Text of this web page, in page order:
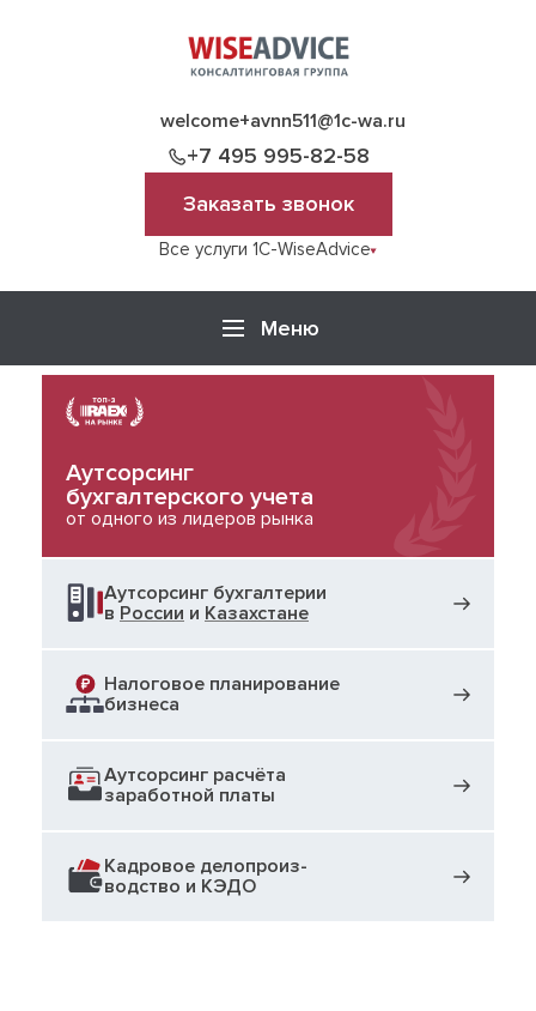
welcome+avnn511@1c-wa.ru
+7 495 995-82-58
Заказать звонок
Все услуги 1C-WiseAdvice
Меню
Аутсорсинг
бухгалтерского учета
от одного из лидеров рынка
Аутсорсинг бухгалтерии
в России и Казахстане
Налоговое планирование
бизнеса
Аутсорсинг расчёта
заработной платы
Кадровое делопроиз­
водство и КЭДО